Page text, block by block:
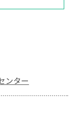
ンター